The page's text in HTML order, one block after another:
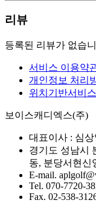
리뷰
등록된 리뷰가 없습
서비스 이용약
개인정보 처리
위치기반서비
보이스캐디엑스(주)
대표이사 : 심상
경기도 성남시
동, 분당서현신
E-mail.
Tel. 070-7720-
Fax. 02-538-